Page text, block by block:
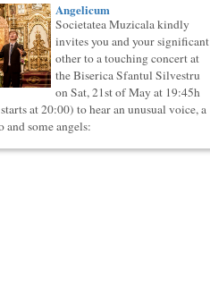
Angelicum
Societatea Muzicala kindly
invites you and your significant
other to a touching concert at
the Biserica Sfantul Silvestru
on Sat, 21st of May at 19:45h
at 20:00) to hear an unusual voice, a
and some angels: